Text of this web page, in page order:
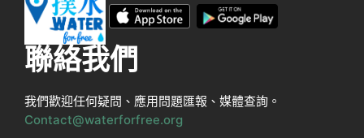
聯絡我們
我們歡迎任何疑問、應用問題匯報、媒體查詢。
Contact@waterforfree.org